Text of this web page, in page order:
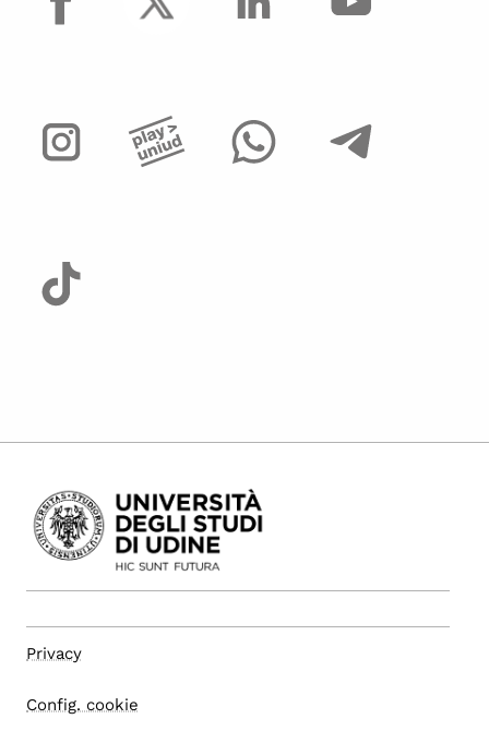
Privacy
Config. cookie